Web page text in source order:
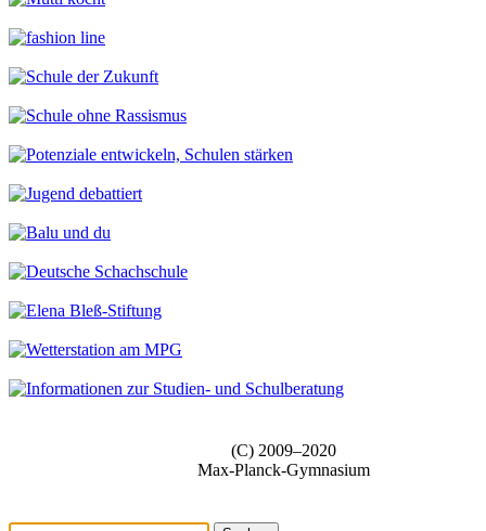
(C) 2009–2020
Max-Planck-Gymnasium